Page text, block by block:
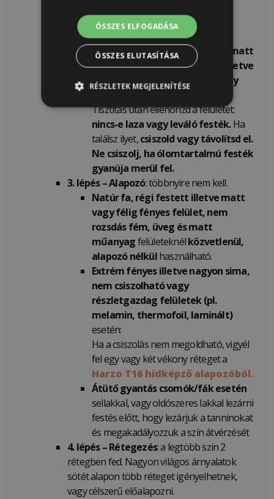
segítségéveltávolítsd el a
maradványokat.
Régi,már málló, pergő festés,
matt
vagy selyemfényű felülettel, illetve
nem rozsdásodó fém, üveg vagy
tompa műanyag esetén:
Tisztítás után ellenőrizd a felületet:
nincs-e laza vagy leváló festék.Ha
találsz ilyet,csiszold vagy távolítsd el.
Ne csiszolj, ha ólomtartalmú festék
gyanúja merül fel.
3. lépés – Alapozó: többnyire nem kell.
Natúr fa, régi festett illetve matt
vagy félig fényes felület, nem
rozsdás fém, üveg és matt
műanyagfelületeknélközvetlenül,
alapozó nélkülhasználható.
Extrém fényes illetve nagyon sima,
nem csiszolható vagy
részletgazdag felületek (pl.
melamin, thermofoil, laminált)
esetén:
Ha a csiszolás nem megoldható, vigyél
fel egy vagy két vékony réteget a
Harzo T16 hídképző alapozóból.
Átütő gyantás csomók/fák esetén
sellakkal, vagy oldószeres lakkal lezárni
festés előtt, hogy lezárjuk a tanninokat
és megakadályozzuk a szín átvérzését
4. lépés – Rétegezés: a legtöbb szín 2
rétegben fed. Nagyon világos árnyalatok
sötét alapon több réteget igényelhetnek,
vagy célszerű előalapozni.
ÖSSZES ELFOGADÁSA
ÖSSZES ELUTASÍTÁSA
RÉSZLETEK MEGJELENÍTÉSE